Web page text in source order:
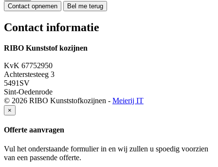
Contact opnemen
Bel me terug
Contact informatie
RIBO Kunststof kozijnen
KvK 67752950
Achterstesteeg 3
5491SV
Sint-Oedenrode
© 2026 RIBO Kunststofkozijnen - Meierij IT
×
Offerte aanvragen
Vul het onderstaande formulier in en wij zullen u spoedig voorzien
van een passende offerte.